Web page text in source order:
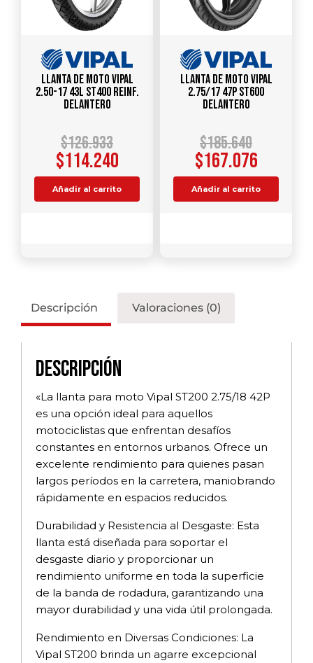
Llanta de Moto Vipal
2.50-17 43L ST400 Reinf.
Delantero
$126.933
$114.240
Añadir al carrito
Llanta de Moto Vipal
2.75/17 47P ST600
Delantero
$185.640
$167.076
Añadir al carrito
Descripción Valoraciones (0)
Descripción
«La llanta para moto Vipal ST200 2.75/18 42P
es una opción ideal para aquellos
motociclistas que enfrentan desafíos
constantes en entornos urbanos. Ofrece un
excelente rendimiento para quienes pasan
largos períodos en la carretera, maniobrando
rápidamente en espacios reducidos.
Durabilidad y Resistencia al Desgaste: Esta
llanta está diseñada para soportar el
desgaste diario y proporcionar un
rendimiento uniforme en toda la superficie
de la banda de rodadura, garantizando una
mayor durabilidad y una vida útil prolongada.
Rendimiento en Diversas Condiciones: La
Vipal ST200 brinda un agarre excepcional